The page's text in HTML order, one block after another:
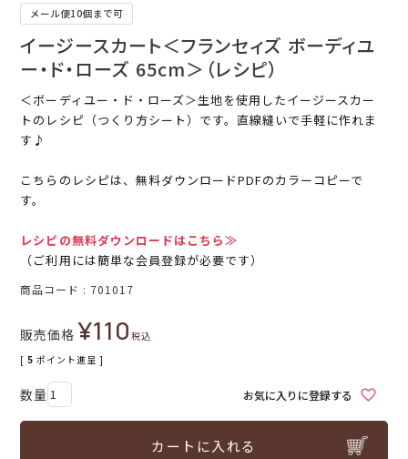
メール便10個まで可
イージースカート＜フランセィズ ボーディユ
ー・ド・ローズ 65cm＞（レシピ）
＜ボーディユー・ド・ローズ＞生地を使用したイージースカー
トのレシピ（つくり方シート）です。直線縫いで手軽に作れま
す♪
こちらのレシピは、無料ダウンロードPDFのカラーコピーで
す。
レシピの無料ダウンロードはこちら≫
（ご利用には簡単な会員登録が必要です）
商品コード 701017
販売価格 ¥110税込
[ 5 ポイント進呈 ]
お気に入りに登録する
カートに入れる